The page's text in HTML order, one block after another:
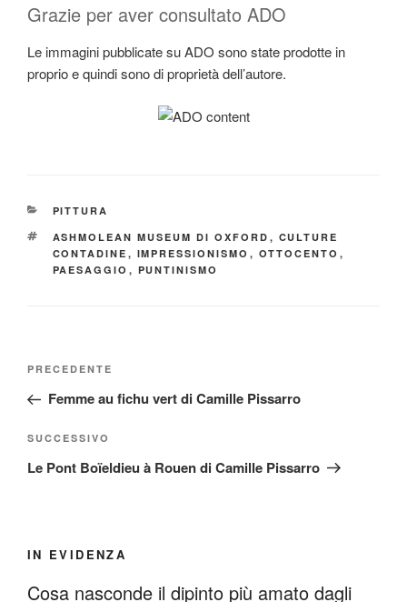
Grazie per aver consultato ADO
Le immagini pubblicate su ADO sono state prodotte in
proprio e quindi sono di proprietà dell’autore.
CATEGORIE
PITTURA
TAG
ASHMOLEAN MUSEUM DI OXFORD , CULTURE
CONTADINE , IMPRESSIONISMO , OTTOCENTO ,
PAESAGGIO , PUNTINISMO
Navigazione
Articolo
precedente:
PRECEDENTE
Femme au fichu vert di Camille Pissarro
Articolo
successivo
SUCCESSIVO
Le Pont Boïeldieu à Rouen di Camille Pissarro
IN EVIDENZA
Cosa nasconde il dipinto più amato dagli